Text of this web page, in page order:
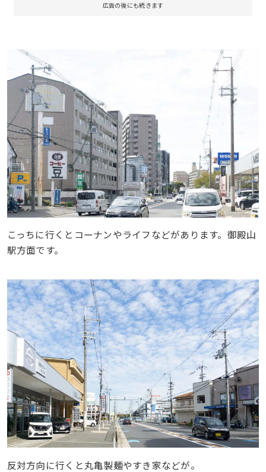
広告の後にも続きます
こっちに行くとコーナンやライフなどがあります。御殿山
駅方面です。
反対方向に行くと丸亀製麺やすき家などが。